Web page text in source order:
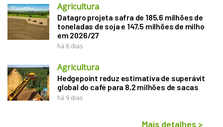
Agricultura
Datagro projeta safra de 185,6 milhões de
toneladas de soja e 147,5 milhões de milho
em 2026/27
há 8 dias
Agricultura
Hedgepoint reduz estimativa de superávit
global do café para 8,2 milhões de sacas
há 9 dias
Mais detalhes >